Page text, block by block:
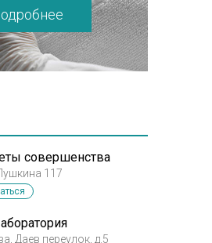
совершенства
117
Даев переулок, д.5